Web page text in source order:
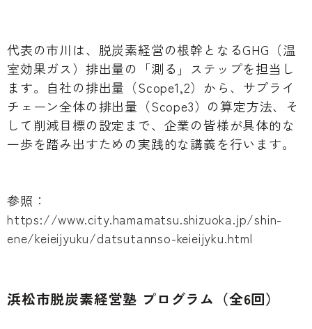
代表の市川は、脱炭素経営の根幹となるGHG（温
室効果ガス）排出量の「測る」ステップを担当し
ます。自社の排出量（Scope1,2）から、サプライ
チェーン全体の排出量（Scope3）の算定方法、そ
して削減目標の設定まで、企業の皆様が具体的な
一歩を踏み出すための実践的な講義を行います。
参照：
https://www.city.hamamatsu.shizuoka.jp/shin-
ene/keieijyuku/datsutannso-keieijyku.html
浜松市脱炭素経営塾 プログラム（全6回）